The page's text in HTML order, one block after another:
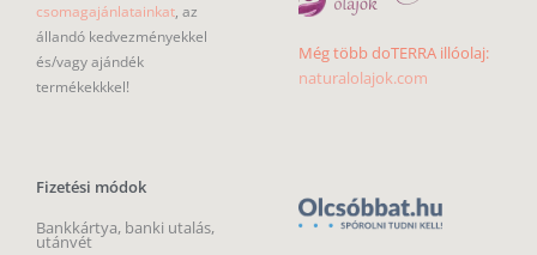
csomagajánlatainkat, az
állandó kedvezményekkel
és/vagy ajándék
termékekkkel!
Fizetési módok
Bankkártya, banki utalás,
utánvét
Még több doTERRA illóolaj:
naturalolajok.com